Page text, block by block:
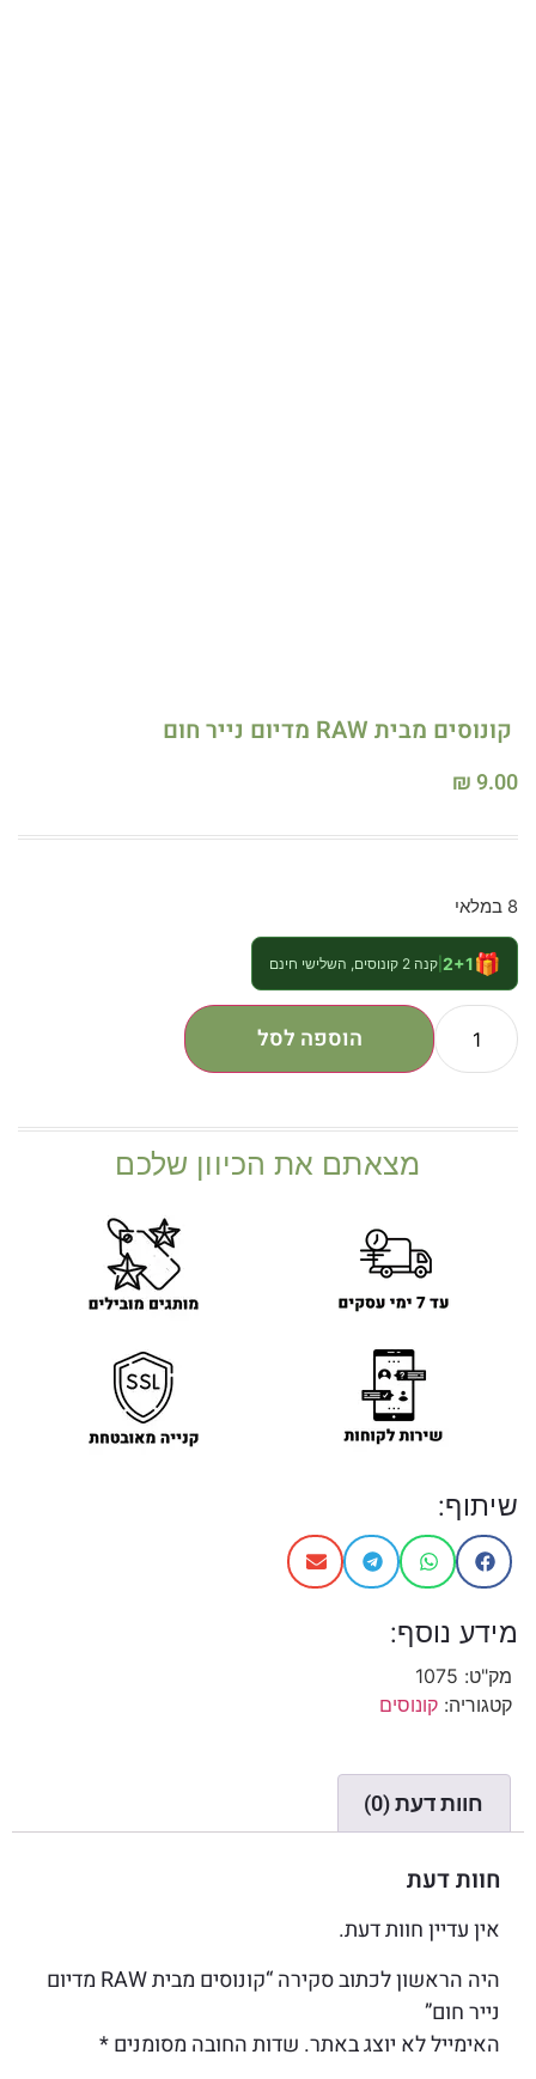
קונוסים מבית RAW מדיום נייר חום
₪9.00
8 במלאי
🎁
2+1 קנה 2 קונוסים, השלישי חינם
הוספה לסל
מצאתם את הכיוון שלכם
שיתוף:
מידע נוסף:
מק"ט: 1075
קטגוריה: קונוסים
חוות דעת (0)
חוות דעת
אין עדיין חוות דעת.
היה הראשון לכתוב סקירה “קונוסים מבית RAW מדיום
נייר חום”
האימייל לא יוצג באתר. שדות החובה מסומנים*